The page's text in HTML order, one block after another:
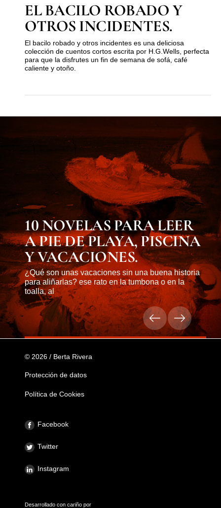
EL BACILO ROBADO Y
OTROS INCIDENTES.
El bacilo robado y otros incidentes es una deliciosa
colección de cuentos cortos escrita por H.G.Wells, perfecta
para que la disfrutes un fin de semana de sofá, café
caliente y otoño.
10 NOVELAS PARA LEER
A PIE DE PLAYA, PISCINA
Y VACACIONES.
¿Qué son unas vacaciones sin una buena historia
para aliñarlas? ese rato en la tumbona o en la
toalla, al
© 2026 / Berta Rivera
Protección de datos
Política de Cookies
Facebook
Twitter
Instagram
Desarrollado con cariño por